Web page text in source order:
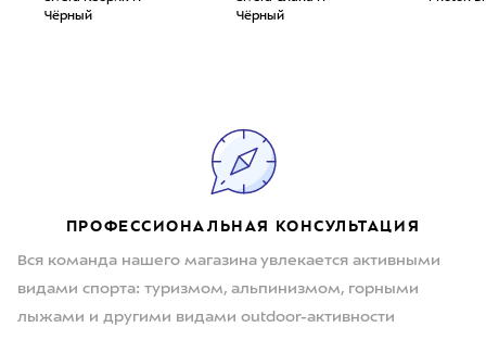
Чёрный
Чёрный
ПРОФЕССИОНАЛЬНАЯ КОНСУЛЬТАЦИЯ
Вся команда нашего магазина увлекается активными
видами спорта: туризмом, альпинизмом, горными
лыжами и другими видами outdoor-активности